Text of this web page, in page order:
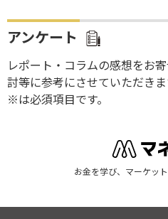
アンケート
レポート・コラムの感想をお
討等に参考にさせていただきま
※は必須項目です。
お金を学び、マーケッ